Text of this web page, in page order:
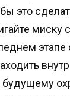
это
миску
этапе